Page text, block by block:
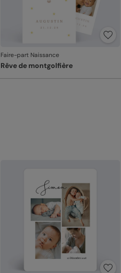
Faire-part Naissance
Rêve de montgolfière